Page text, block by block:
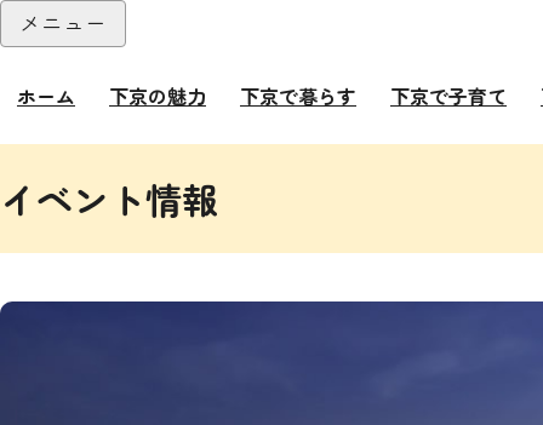
本文へ
メニュー
ホーム 下京の魅力 下京で暮らす 下京で子育て
イベント情報